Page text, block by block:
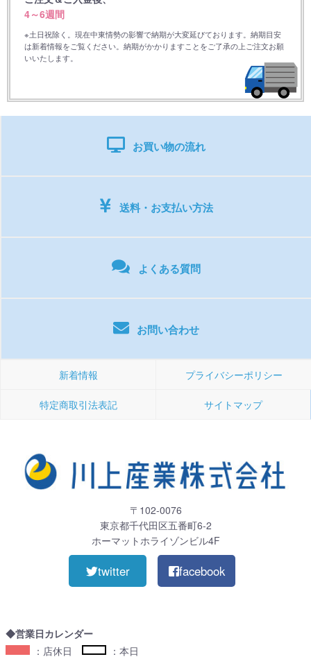
4～6週間
※土日祝除く。現在中東情勢の影響で納期が大変延びております。納期目安
は新着情報をご覧ください。納期がかかりますことをご了承の上ご注文お願
いいたします。
お買い物の流れ
送料・お支払い方法
よくある質問
お問い合わせ
新着情報 プライバシーポリシー
特定商取引法表記 サイトマップ
〒102-0076
東京都千代田区五番町6-2
ホーマットホライゾンビル4F
twitter facebook
◆営業日カレンダー
：店休日
：本日